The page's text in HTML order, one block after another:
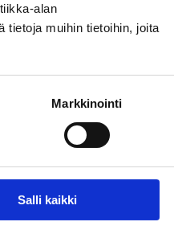
alan
tietoja muihin tietoihin, joita
Markkinointi
Salli kaikki
aterioita, joissa
tässä. Kromi auttaa